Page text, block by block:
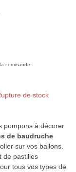
commande.
de stock
pompons à décorer
de baudruche
sur vos ballons.
de pastilles
tous vos types de